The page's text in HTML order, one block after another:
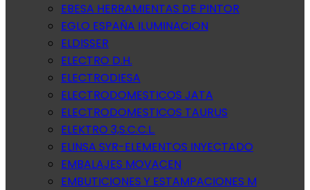
EBESA HERRAMIENTAS DE PINTOR
EGLO ESPAÑA ILUMINACION
ELDISSER
ELECTRO D.H.
ELECTRODIESA
ELECTRODOMESTICOS JATA
ELECTRODOMESTICOS TAURUS
ELEKTRO 3,S.C.C.L.
ELINSA SYR-ELEMENTOS INYECTADO
EMBALAJES MOVACEN
EMBUTICIONES Y ESTAMPACIONES M